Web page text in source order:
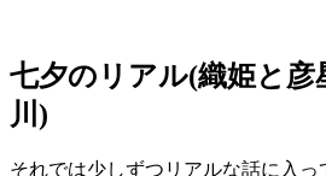
七夕のリアル(織姫と彦
川)
それでは少しずつリアルな話に入